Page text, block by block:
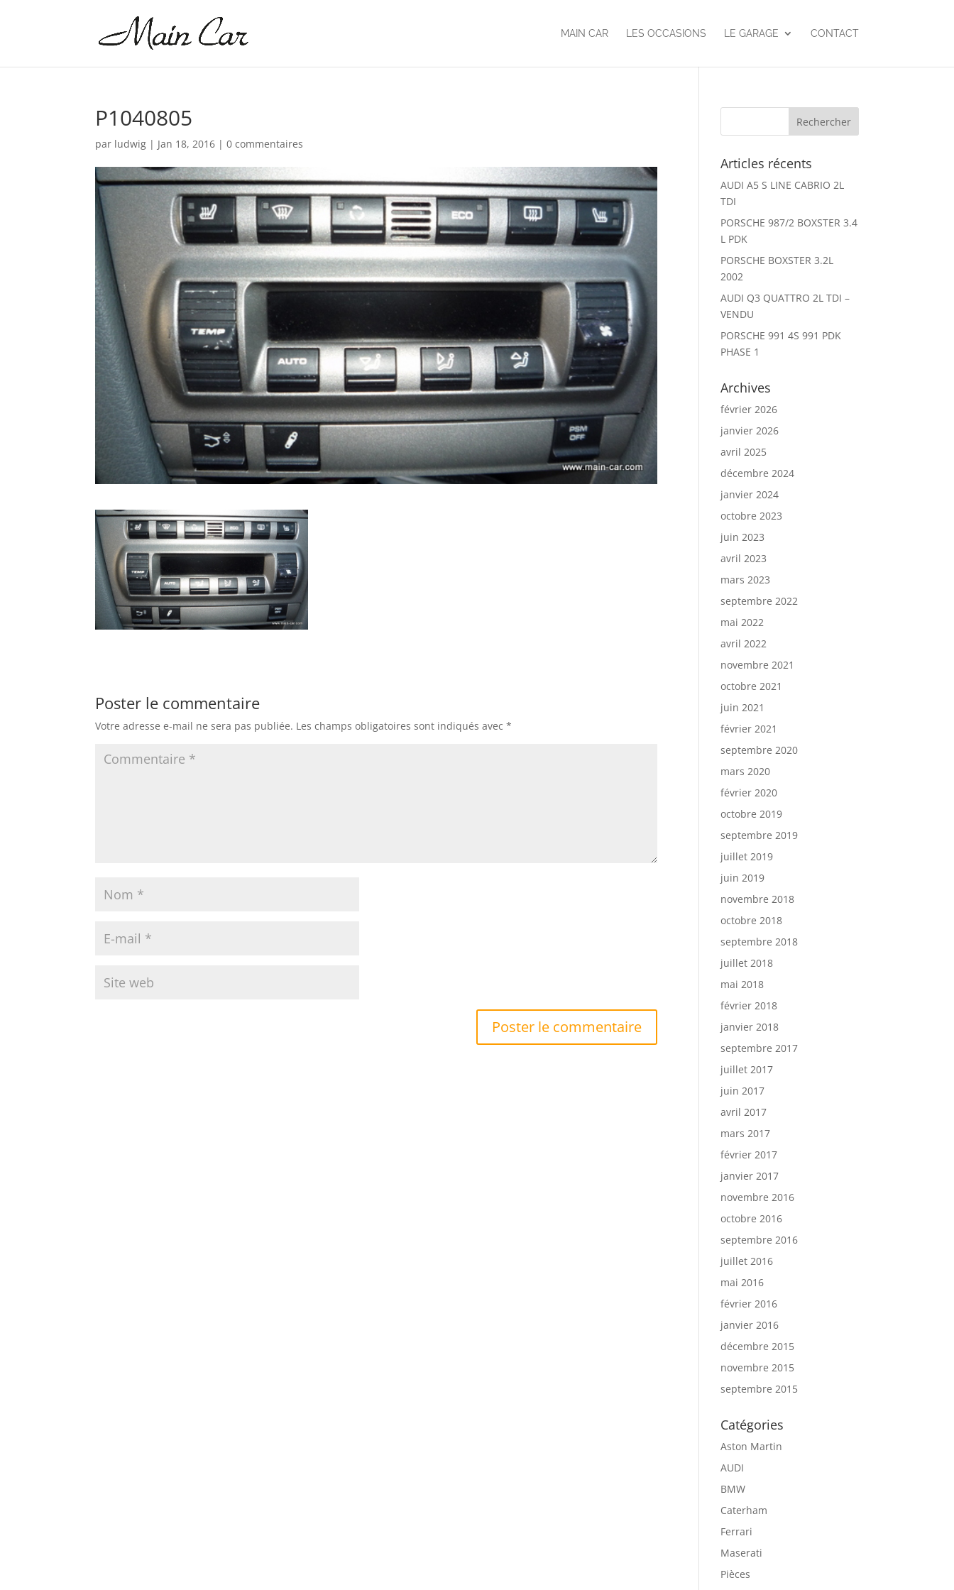
MAIN CAR LES OCCASIONS LE GARAGE CONTACT
P1040805
par ludwig | Jan 18, 2016 |0 commentaires
Poster le commentaire
Votre adresse e-mail ne sera pas publiée. Les champs obligatoires sont indiqués avec*
Articles récents
AUDI A5 S LINE CABRIO 2L
TDI
PORSCHE 987/2 BOXSTER 3.4
L PDK
PORSCHE BOXSTER 3.2L
2002
AUDI Q3 QUATTRO 2L TDI –
VENDU
PORSCHE 991 4S 991 PDK
PHASE 1
Archives
février 2026
janvier 2026
avril 2025
décembre 2024
janvier 2024
octobre 2023
juin 2023
avril 2023
mars 2023
septembre 2022
mai 2022
avril 2022
novembre 2021
octobre 2021
juin 2021
février 2021
septembre 2020
mars 2020
février 2020
octobre 2019
septembre 2019
juillet 2019
juin 2019
novembre 2018
octobre 2018
septembre 2018
juillet 2018
mai 2018
février 2018
janvier 2018
septembre 2017
juillet 2017
juin 2017
avril 2017
mars 2017
février 2017
janvier 2017
novembre 2016
octobre 2016
septembre 2016
juillet 2016
mai 2016
février 2016
janvier 2016
décembre 2015
novembre 2015
septembre 2015
Catégories
Aston Martin
AUDI
BMW
Caterham
Ferrari
Maserati
Pièces